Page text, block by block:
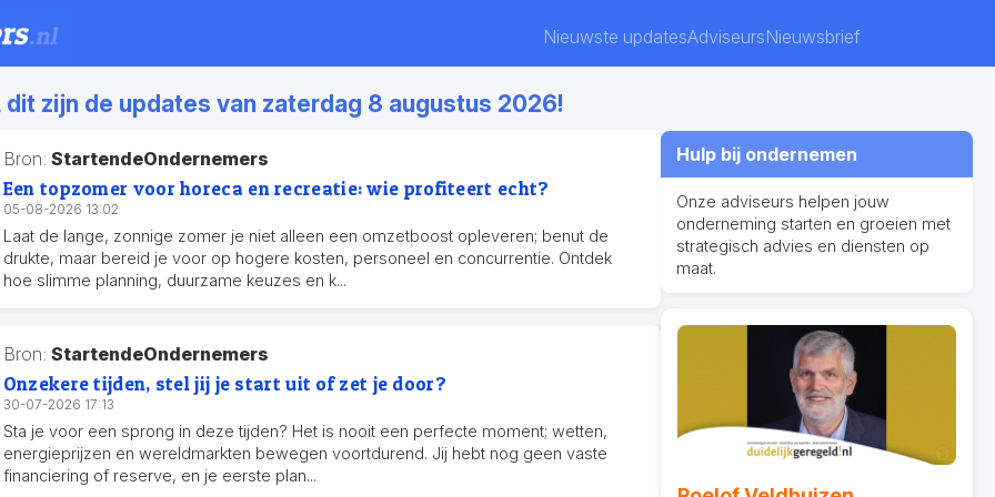
Nieuwste updatesAdviseursNieuwsbrief
zijn de updates van zaterdag 8 augustus 2026!
Bron: StartendeOndernemers
Een topzomer voor horeca en recreatie: wie profiteert echt?
05-08-2026 13:02
Laat de lange, zonnige zomer je niet alleen een omzetboost opleveren; benut de
drukte, maar bereid je voor op hogere kosten, personeel en concurrentie. Ontdek
hoe slimme planning, duurzame keuzes en k...
Bron: StartendeOndernemers
Onzekere tijden, stel jij je start uit of zet je door?
30-07-2026 17:13
Sta je voor een sprong in deze tijden? Het is nooit een perfecte moment; wetten,
energieprijzen en wereldmarkten bewegen voortdurend. Jij hebt nog geen vaste
financiering of reserve, en je eerste plan...
Hulp bij ondernemen
Onze adviseurs helpen jouw
onderneming starten en groeien met
strategisch advies en diensten op
maat.